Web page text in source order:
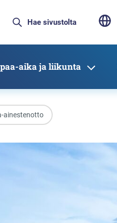
aika ja liikunta
ainestenotto